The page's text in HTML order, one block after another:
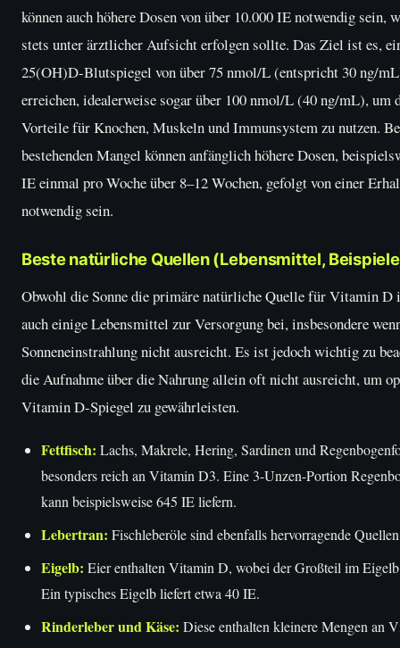
können auch höhere Dosen von über 10.000 IE notwendig sein,
stets unter ärztlicher Aufsicht erfolgen sollte. Das Ziel ist es,
25(OH)D-Blutspiegel von über 75 nmol/L (entspricht 30 ng/
erreichen, idealerweise sogar über 100 nmol/L (40 ng/mL), um
Vorteile für Knochen, Muskeln und Immunsystem zu nutzen.
bestehenden Mangel können anfänglich höhere Dosen,
IE einmal pro Woche über 8–12 Wochen, gefolgt von einer
notwendig sein.
Beste natürliche Quellen (Lebensmittel,
Obwohl die Sonne die primäre natürliche Quelle für Vitamin D
auch einige Lebensmittel zur Versorgung bei, insbesondere
Sonneneinstrahlung nicht ausreicht. Es ist jedoch wichtig zu
die Aufnahme über die Nahrung allein oft nicht ausreicht, um
Vitamin D-Spiegel zu gewährleisten.
Fettfisch: Lachs, Makrele, Hering, Sardinen und
besonders reich an Vitamin D3. Eine 3-Unzen-Portion
kann beispielsweise 645 IE liefern.
Lebertran: Fischleberöle sind ebenfalls hervorragende
Eigelb: Eier enthalten Vitamin D, wobei der Großteil im
Ein typisches Eigelb liefert etwa 40 IE.
Rinderleber und Käse: Diese enthalten kleinere Mengen an